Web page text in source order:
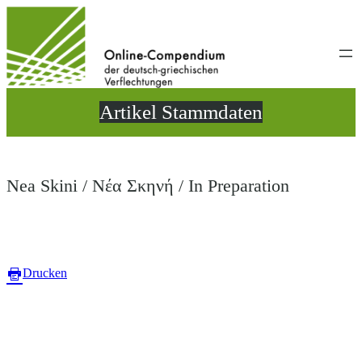
wechseln
Artikel Stammdaten
Nea Skini / Νέα Σκηνή / In Preparation
Drucken